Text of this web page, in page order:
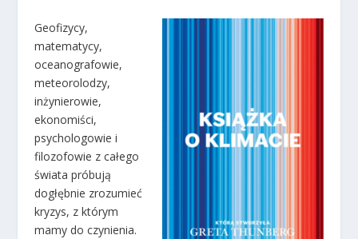
Geofizycy,
matematycy,
oceanografowie,
meteorolodzy,
inżynierowie,
ekonomiści,
psychologowie i
filozofowie z całego
świata próbują
dogłębnie zrozumieć
kryzys, z którym
mamy do czynienia.